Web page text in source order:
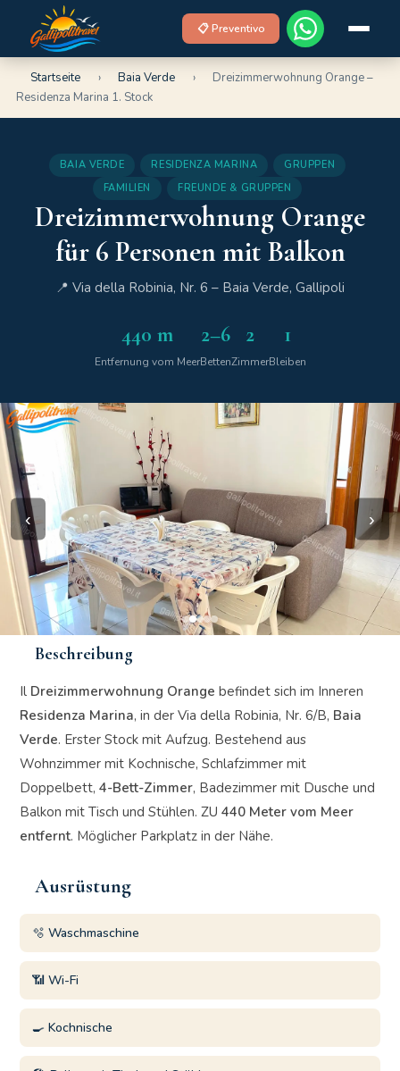
📋 Preventivo
Startseite › Baia Verde ›
Dreizimmerwohnung Orange –
Residenza Marina 1. Stock
BAIA VERDE RESIDENZA MARINA
GRUPPEN
FAMILIEN
FREUNDE & GRUPPEN
Dreizimmerwohnung Orange
für 6 Personen mit Balkon
📍 Via della Robinia, Nr. 6 – Baia Verde, Gallipoli
440 m
Entfernung vom Meer
2–6
Betten
2
Zimmer
1
Bleiben
‹ ›
Beschreibung
Il Dreizimmerwohnung Orange befindet sich im Inneren
Residenza Marina, in der Via della Robinia, Nr. 6/B, Baia
Verde. Erster Stock mit Aufzug. Bestehend aus
Wohnzimmer mit Kochnische, Schlafzimmer mit
Doppelbett,4-Bett-Zimmer, Badezimmer mit Dusche und
Balkon mit Tisch und Stühlen. ZU440 Meter vom Meer
entfernt. Möglicher Parkplatz in der Nähe.
Ausrüstung
🫧 Waschmaschine
📶 Wi-Fi
🍳 Kochnische